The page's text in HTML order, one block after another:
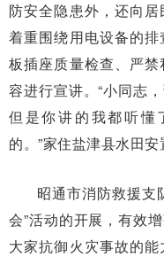
防安全隐患外，还向居
着重围绕用电设备的
板插座质量检查、严
容进行宣讲。“小同志
但是你讲的我都听懂
的。”家住盐津县水田安
昭通市消防救援支
会”活动的开展，有效
大家抗御火灾事故的